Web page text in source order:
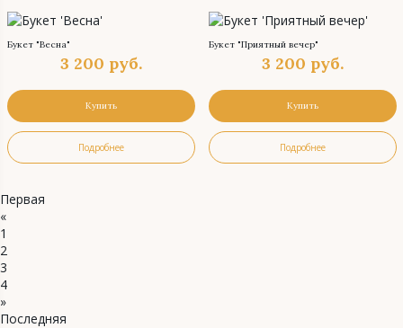
Букет "Весна"
3 200 руб.
Купить
Подробнее
Букет "Приятный вечер"
3 200 руб.
Купить
Подробнее
Первая
«
1
2
3
4
»
Последняя